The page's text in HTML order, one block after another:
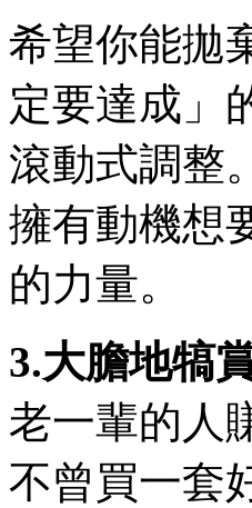
希望你能拋
定要達成」
滾動式調整
擁有動機想
的力量。
3.大膽地犒
老一輩的人
不曾買一套